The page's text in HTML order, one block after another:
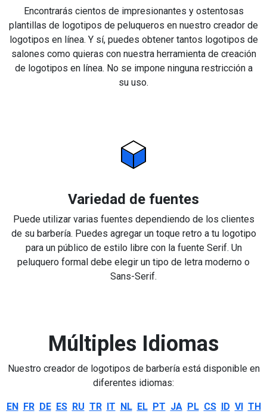
Encontrarás cientos de impresionantes y ostentosas
plantillas de logotipos de peluqueros en nuestro creador de
logotipos en línea. Y sí, puedes obtener tantos logotipos de
salones como quieras con nuestra herramienta de creación
de logotipos en línea. No se impone ninguna restricción a
su uso.
Variedad de fuentes
Puede utilizar varias fuentes dependiendo de los clientes
de su barbería. Puedes agregar un toque retro a tu logotipo
para un público de estilo libre con la fuente Serif. Un
peluquero formal debe elegir un tipo de letra moderno o
Sans-Serif.
Múltiples Idiomas
Nuestro creador de logotipos de barbería está disponible en
diferentes idiomas:
EN FR DE ES RU TR IT NL EL PT JA PL CS ID VI TH